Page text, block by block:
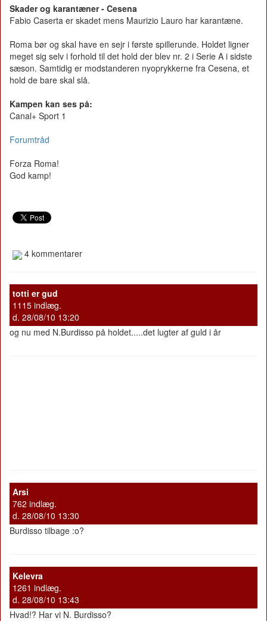
Skader og karantæner - Cesena
Fabio Caserta er skadet mens Maurizio Lauro har karantæne.
Roma bør og skal have en sejr i første spillerunde. Holdet ligner
meget sig selv i forhold til det hold der blev nr. 2 i Serie A i sidste
sæson. Samtidig er modstanderen nyoprykkerne fra Cesena, et
hold de bare skal slå.
Kampen kan ses på:
Canal+ Sport 1
Forumtråd
Forza Roma!
God kamp!
4 kommentarer
totti er gud
1115 indlæg.
d. 28/08/10 13:20
og nu med N.Burdisso på holdet.....det lugter af guld i år
Arsi
762 indlæg.
d. 28/08/10 13:30
Burdisso tilbage :o?
Kelevra
1261 indlæg.
d. 28/08/10 13:43
Hvad!? Har vi N. Burdisso?